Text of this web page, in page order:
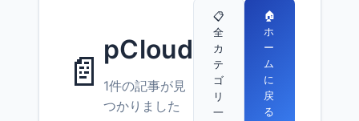
📄 pCloud
1件の記事が見
つかりました
📋
全
カ
テ
ゴ
リ
一
🏠
ホ
ー
ム
に
戻
る